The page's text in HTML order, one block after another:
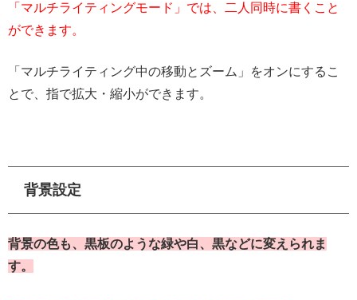
「マルチライティングモード」では、二人同時に書くこと
ができます。
「マルチライティング中の移動とズーム」をオンにするこ
とで、指で拡大・縮小ができます。
背景設定
背景の色も、黒板のような緑や白、黒などに変えられま
す。